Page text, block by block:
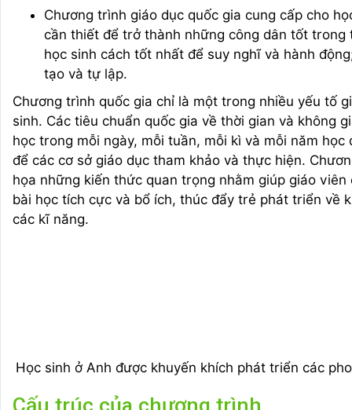
Chương trình giáo dục quốc gia cung cấp cho
cần thiết để trở thành những công dân tốt trong
học sinh cách tốt nhất để suy nghĩ và hành
tạo và tự lập.
Chương trình quốc gia chỉ là một trong nhiều yếu tố
sinh. Các tiêu chuẩn quốc gia về thời gian và không
học trong mỗi ngày, mỗi tuần, mỗi kì và mỗi năm
để các cơ sở giáo dục tham khảo và thực hiện.
họa những kiến thức quan trọng nhằm giúp giáo
bài học tích cực và bổ ích, thúc đẩy trẻ phát triển về
các kĩ năng.
Học sinh ở Anh được khuyến khích phát triển các
Cấu trúc của chương trình